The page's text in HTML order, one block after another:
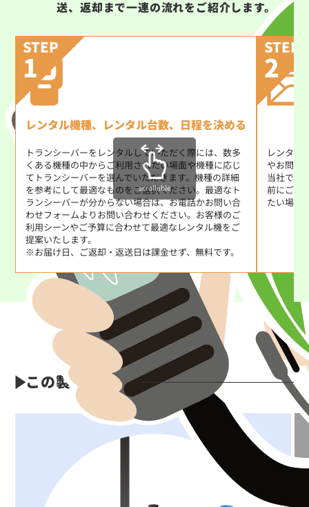
送、返却まで一連の流れをご紹介します。
STEP
1
レンタル機種、レンタル台数、日程を決める
トランシーバーをレンタルしていただく際には、数多
くある機種の中からご利用されたい場面や機種に応じ
てトランシーバーを選んでいただきます。機種の詳細
を参考にして最適なものをご選択ください。最適なト
ランシーバーが分からない場合は、お電話かお問い合
わせフォームよりお問い合わせください。お客様のご
利用シーンやご予算に合わせて最適なレンタル機をご
提案いたします。
※お届け日、ご返却・返送日は課金せず、無料です。
STEP
2
レンタル
やお問い
当社では
前にご使
たい場合
scrollable
この製品の特長